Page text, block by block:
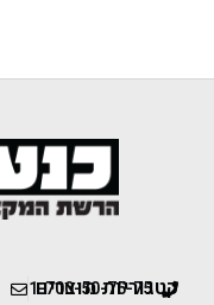
1-700-50-75-75
קטגוריות מוצרים